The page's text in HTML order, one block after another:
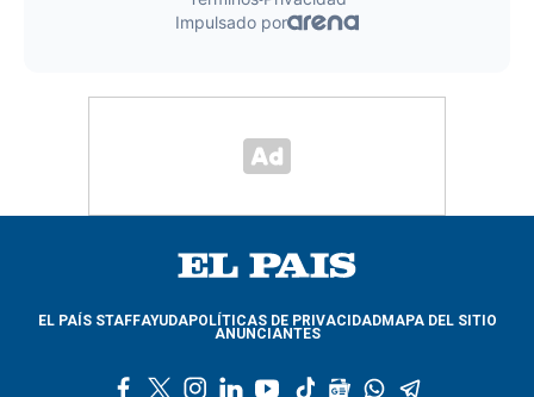
EL PAÍS STAFFAYUDAPOLÍTICAS DE PRIVACIDADMAPA DEL SITIO
ANUNCIANTES
l
y
t
g
w